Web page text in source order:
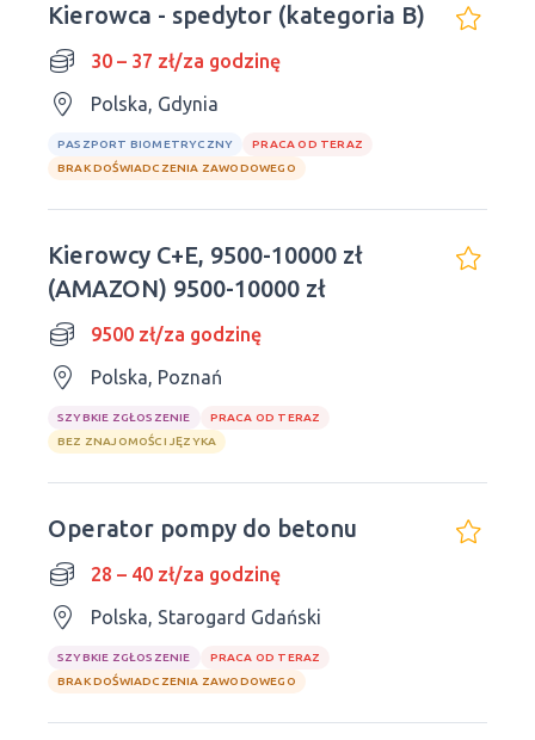
Kierowca - spedytor (kategoria B)
30 – 37 zł/za godzinę
Polska, Gdynia
PASZPORT BIOMETRYCZNY
PRACA OD TERAZ
BRAK DOŚWIADCZENIA ZAWODOWEGO
Kierowcy C+E, 9500-10000 zł
(AMAZON) 9500-10000 zł
9500 zł/za godzinę
Polska, Poznań
SZYBKIE ZGŁOSZENIE
PRACA OD TERAZ
BEZ ZNAJOMOŚCI JĘZYKA
Operator pompy do betonu
28 – 40 zł/za godzinę
Polska, Starogard Gdański
SZYBKIE ZGŁOSZENIE
PRACA OD TERAZ
BRAK DOŚWIADCZENIA ZAWODOWEGO